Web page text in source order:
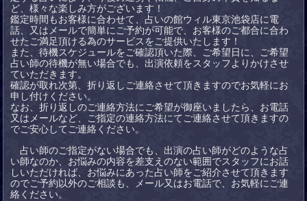
ど、様々な楽しみ方がございます！
鑑定時間もお客様に合わせて、占いの館ウィル東京池袋店に電
話、又はメールで簡単にご予約が可能で、お客様のご都合に合わ
せたご満足頂ける為のサービスをご提供いたします！
また、待機スケジュールをご確認頂いた際、ご希望日に、ご希望
占い師の待機が無い場合でも、出演依頼をスタッフよりかけさせ
ていただきます。
確認が取れ次第、折り返しご連絡させて頂きますのでお気軽にお
申し付けください。
なお、折り返しのご連絡方法にご希望が御座いましたら、お電話
又はメールなど、ご指定の連絡方法にてご連絡させて頂きますの
でご安心してご連絡ください。
占い師のご指定がない場合でも、出演の占い師がどのような占
い師なのか、お悩みの内容を差支えのない範囲でスタッフにお話
しいただければ、お悩みにあった占い師をご紹介させて頂きます
のでご予約以外のご相談も、メール又はお電話で、お気軽にご連
絡ください。